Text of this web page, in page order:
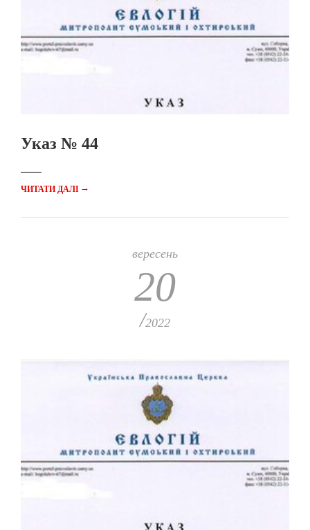
Указ № 44
ЧИТАТИ ДАЛІ →
вересень
20
/2022